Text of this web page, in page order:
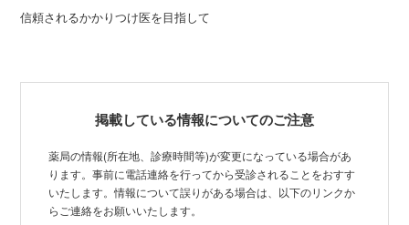
信頼されるかかりつけ医を目指して
掲載している情報についてのご注意
薬局の情報(所在地、診療時間等)が変更になっている場合があ
ります。事前に電話連絡を行ってから受診されることをおすす
いたします。情報について誤りがある場合は、以下のリンクか
らご連絡をお願いいたします。